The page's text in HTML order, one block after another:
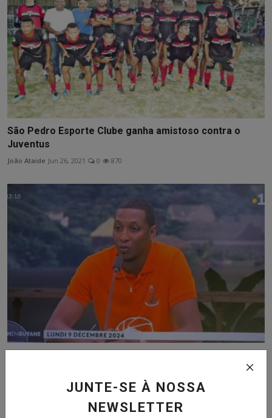
JUNTE-SE À NOSSA
NEWSLETTER
São Pedro Esporte Clube ganha amistoso contra o
Juventus
João Ataide Jun 26, 2021 0 870
Apr 14, 2025 0 103